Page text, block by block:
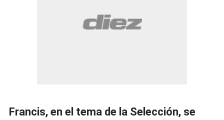
Francis, en el tema de la Selección, se